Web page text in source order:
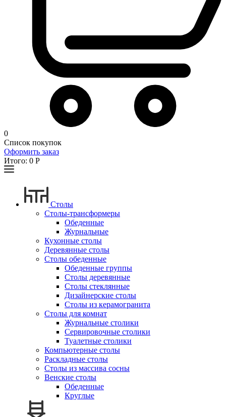
0
Список покупок
Оформить заказ
Итого: 0 Р
Столы
Столы-трансформеры
Обеденные
Журнальные
Кухонные столы
Деревянные столы
Столы обеденные
Обеденные группы
Столы деревянные
Столы стеклянные
Дизайнерские столы
Столы из керамогранита
Столы для комнат
Журнальные столики
Сервировочные столики
Туалетные столики
Компьютерные столы
Раскладные столы
Столы из массива сосны
Венские столы
Обеденные
Круглые